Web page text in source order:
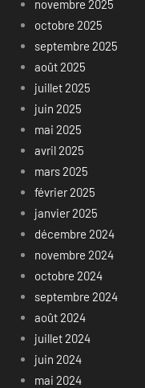
novembre 2025
octobre 2025
septembre 2025
août 2025
juillet 2025
juin 2025
mai 2025
avril 2025
mars 2025
février 2025
janvier 2025
décembre 2024
novembre 2024
octobre 2024
septembre 2024
août 2024
juillet 2024
juin 2024
mai 2024